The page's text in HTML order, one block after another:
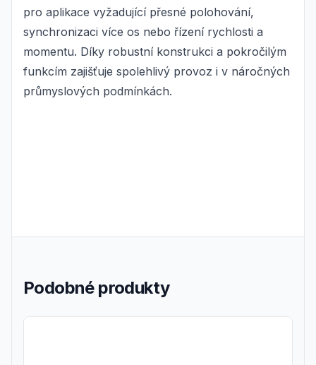
pro aplikace vyžadující přesné polohování,
synchronizaci více os nebo řízení rychlosti a
momentu. Díky robustní konstrukci a pokročilým
funkcím zajišťuje spolehlivý provoz i v náročných
průmyslových podmínkách.
Podobné produkty